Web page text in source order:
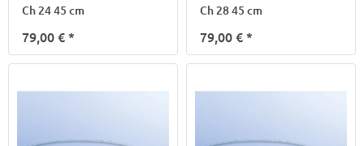
Ch 24 45 cm
79,00 €*
Ch 28 45 cm
79,00 €*